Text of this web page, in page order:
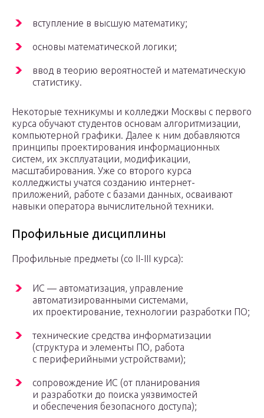
вступление в высшую математику;
основы математической логики;
ввод в теорию вероятностей и математическую
статистику.
Некоторые техникумы и колледжи Москвы с первого
курса обучают студентов основам алгоритмизации,
компьютерной графики. Далее к ним добавляются
принципы проектирования информационных
систем, их эксплуатации, модификации,
масштабирования. Уже со второго курса
колледжисты учатся созданию интернет-
приложений, работе с базами данных, осваивают
навыки оператора вычислительной техники.
Профильные дисциплины
Профильные предметы (со II-III курса):
ИС — автоматизация, управление
автоматизированными системами,
их проектирование, технологии разработки ПО;
технические средства информатизации
(структура и элементы ПО, работа
с периферийными устройствами);
сопровождение ИС (от планирования
и разработки до поиска уязвимостей
и обеспечения безопасного доступа);